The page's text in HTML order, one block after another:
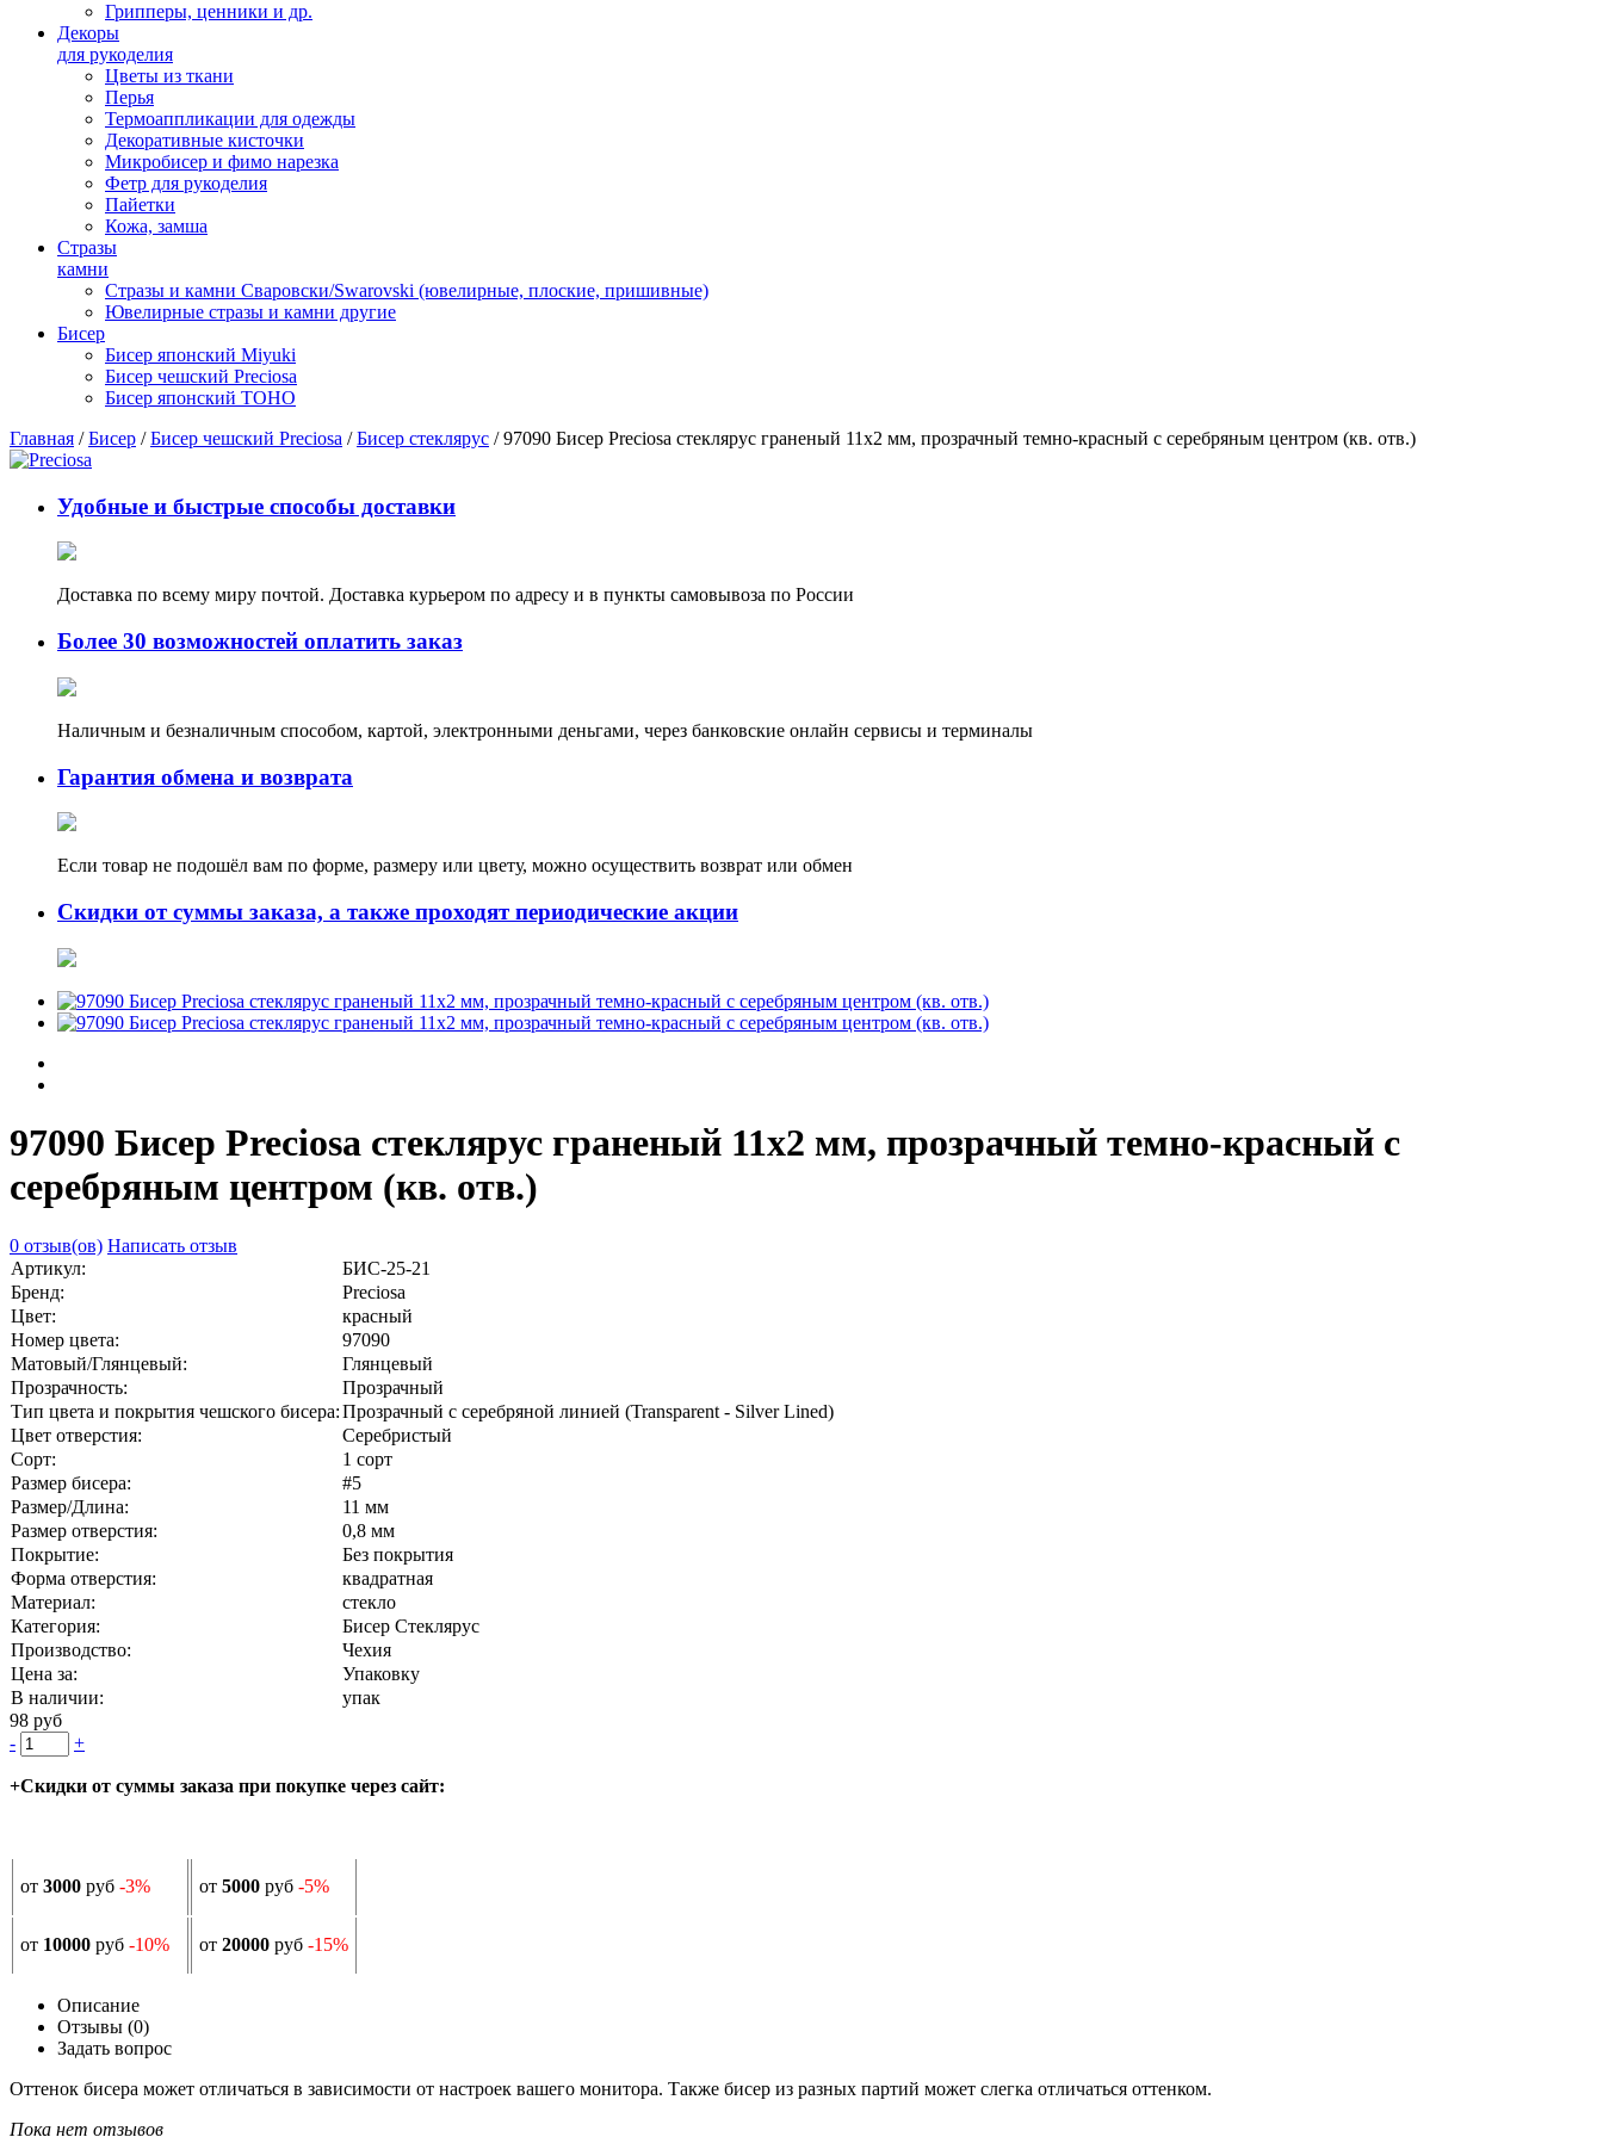
Грипперы, ценники и др.
Декоры
для рукоделия
Цветы из ткани
Перья
Термоаппликации для одежды
Декоративные кисточки
Микробисер и фимо нарезка
Фетр для рукоделия
Пайетки
Кожа, замша
Стразы
камни
Стразы и камни Сваровски/Swarovski (ювелирные, плоские, пришивные)
Ювелирные стразы и камни другие
Бисер
Бисер японский Miyuki
Бисер чешский Preciosa
Бисер японский TOHO
Главная /Бисер /Бисер чешский Preciosa /Бисер стеклярус / 97090 Бисер Preciosa стеклярус граненый 11х2 мм, прозрачный темно-красный с серебряным центром (кв. отв.)
Удобные и быстрые способы доставки
Доставка по всему миру почтой. Доставка курьером по адресу и в пункты самовывоза по России
Более 30 возможностей оплатить заказ
Наличным и безналичным способом, картой, электронными деньгами, через банковские онлайн сервисы и терминалы
Гарантия обмена и возврата
Если товар не подошёл вам по форме, размеру или цвету, можно осуществить возврат или обмен
Скидки от суммы заказа, а также проходят периодические акции
97090 Бисер Preciosa стеклярус граненый 11х2 мм, прозрачный темно-красный с
серебряным центром (кв. отв.)
0 отзыв(ов) Написать отзыв
Артикул:
БИС-25-21
Бренд:
Preciosa
Цвет:
красный
Номер цвета:
97090
Матовый/Глянцевый:
Глянцевый
Прозрачность:
Прозрачный
Тип цвета и покрытия чешского бисера:Прозрачный с серебряной линией (Transparent - Silver Lined)
Цвет отверстия:
Серебристый
Сорт:
1 сорт
Размер бисера:
#5
Размер/Длина:
11 мм
Размер отверстия:
0,8 мм
Покрытие:
Без покрытия
Форма отверстия:
квадратная
Материал:
стекло
Категория:
Бисер Стеклярус
Производство:
Чехия
Цена за:
Упаковку
В наличии:
упак
98 руб
-
+
+Скидки от суммы заказа при покупке через сайт:
от 3000 руб -3% от 5000 руб -5%
от 10000 руб -10% от 20000 руб -15%
Описание
Отзывы (0)
Задать вопрос
Оттенок бисера может отличаться в зависимости от настроек вашего монитора. Также бисер из разных партий может слегка отличаться оттенком.
Пока нет отзывов